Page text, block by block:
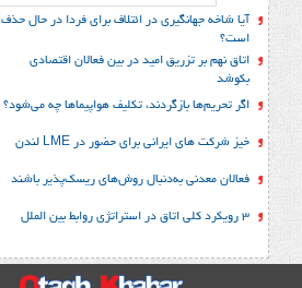
آیا شاخه جهانگیری در ائتلاف برای فردا در حال حذف
است؟
اتاق نهم بر تزریق امید در بین فعالان اقتصادی
بکوشد
اگر تحریم‌ها بازگردند، تکلیف هواپیماها چه می‌شود؟
خیز شرکت های ایرانی برای حضور در LME لندن
فعالان معدنی به‌دنبال روش‌های ریسک‌پذیر باشند
3 رویکرد کلی اتاق در استراتژی روابط بین الملل